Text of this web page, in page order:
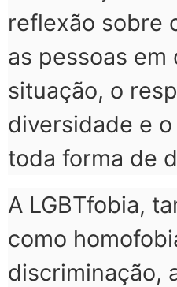
reflexão sobre
as pessoas em
situação, o
diversidade e
toda forma de
A LGBTfobia,
como
discriminação,